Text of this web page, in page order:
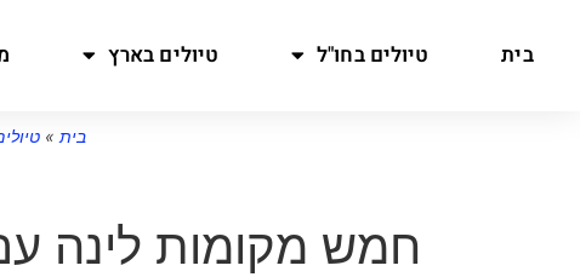
בית טיולים בחו"ל טיולים בארץ
בית »
חמש מקומות לינה עם